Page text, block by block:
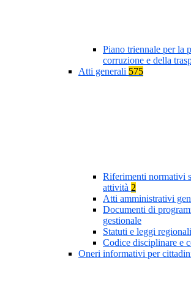
Piano triennale per la
corruzione e della
Atti generali 575
Riferimenti normativi
attività 2
Atti amministrativi
Documenti di
gestionale
Statuti e leggi regionali
Codice disciplinare e
Oneri informativi per